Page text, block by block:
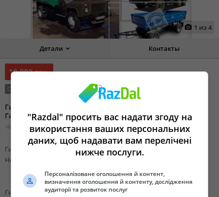
1 из 4
Детали Контакты
10 000 грн.
Состояние: Тип сделки:Продажа
Гидроцилиндры Зил, Газ, Птс, Камаз и Маз. В наличии.
Гарантия. Новые и после ремонта
Черкасская область, Черкассы, Добавлено 02 июля 2023 00:14
Гидроцилиндры Зил, Газ, Птс, Камаз и Маз. В наличии. Гарантия.
Новые и после ремонта
Гидроцилиндры на автомобиль Камаз, Зил, Маз, Газ, ПТС
"Razdal" просить вас надати згоду на
використання ваших персональних
даних, щоб надавати вам перелічені
нижче послуги.
Персоналізоване оголошення й контент,
визначення оголошення й контенту, дослідження
аудиторії та розвиток послуг